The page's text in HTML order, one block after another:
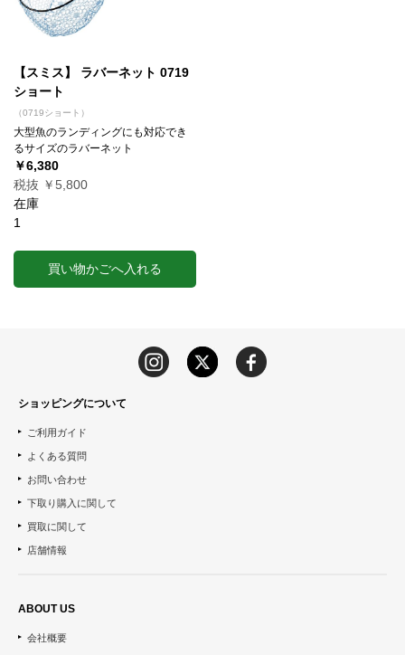
【スミス】 ラバーネット 0719
ショート
（0719ショート）
大型魚のランディングにも対応でき
るサイズのラバーネット
￥6,380
税抜 ￥5,800
在庫
1
買い物かごへ入れる
ショッピングについて
ご利用ガイド
よくある質問
お問い合わせ
下取り購入に関して
買取に関して
店舗情報
ABOUT US
会社概要